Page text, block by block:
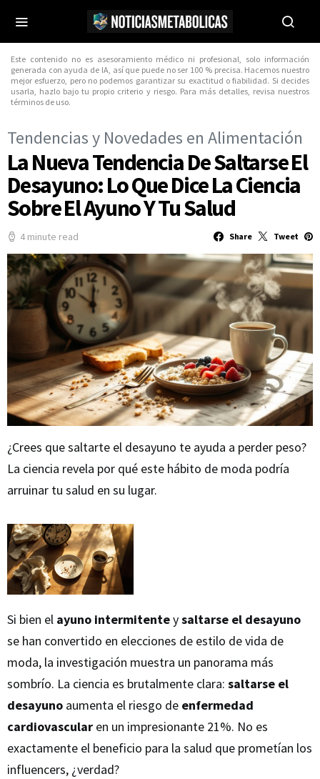
Este contenido no es asesoramiento médico ni profesional, solo información
generada con ayuda de IA, así que puede no ser 100 % precisa. Hacemos nuestro
mejor esfuerzo, pero no podemos garantizar su exactitud o fiabilidad. Si decides
usarla, hazlo bajo tu propio criterio y riesgo. Para más detalles, revisa nuestros
términos de uso.
Tendencias y Novedades en Alimentación
La Nueva Tendencia De Saltarse El
Desayuno: Lo Que Dice La Ciencia
Sobre El Ayuno Y Tu Salud
4 minute read Share Tweet
¿Crees que saltarte el desayuno te ayuda a perder peso?
La ciencia revela por qué este hábito de moda podría
arruinar tu salud en su lugar.
Si bien el ayuno intermitenteysaltarse el desayuno
se han convertido en elecciones de estilo de vida de
moda, la investigación muestra un panorama más
sombrío. La ciencia es brutalmente clara: saltarse el
desayuno aumenta el riesgo de enfermedad
cardiovascular en un impresionante 21%. No es
exactamente el beneficio para la salud que prometían los
influencers, ¿verdad?